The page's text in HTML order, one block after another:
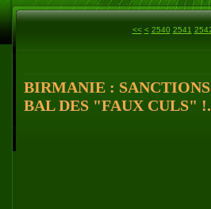
<< < 2500
2510
2520
2530
2540 2541
BIRMANIE :
BAL DES "FAUX CULS"